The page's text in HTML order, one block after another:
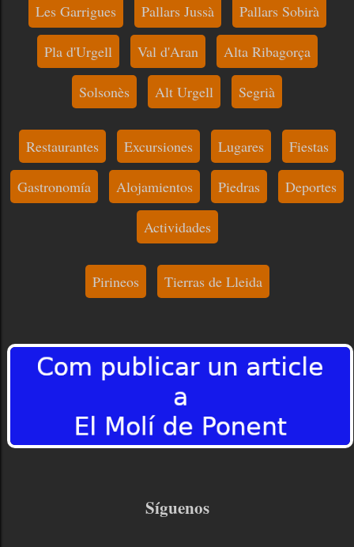
Les Garrigues Pallars Jussà Pallars Sobirà
Pla d'Urgell Val d'Aran Alta Ribagorça
Solsonès Alt Urgell Segrià
Restaurantes Excursiones Lugares Fiestas
Gastronomía Alojamientos Piedras Deportes
Actividades
Pirineos Tierras de Lleida
Síguenos